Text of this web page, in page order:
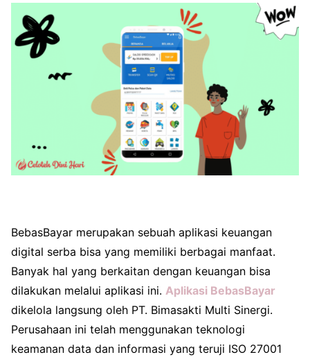
BebasBayar merupakan sebuah aplikasi keuangan
digital serba bisa yang memiliki berbagai manfaat.
Banyak hal yang berkaitan dengan keuangan bisa
dilakukan melalui aplikasi ini. Aplikasi BebasBayar
dikelola langsung oleh PT. Bimasakti Multi Sinergi.
Perusahaan ini telah menggunakan teknologi
keamanan data dan informasi yang teruji ISO 27001